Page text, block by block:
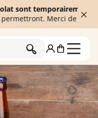
temporairement
Merci de votre